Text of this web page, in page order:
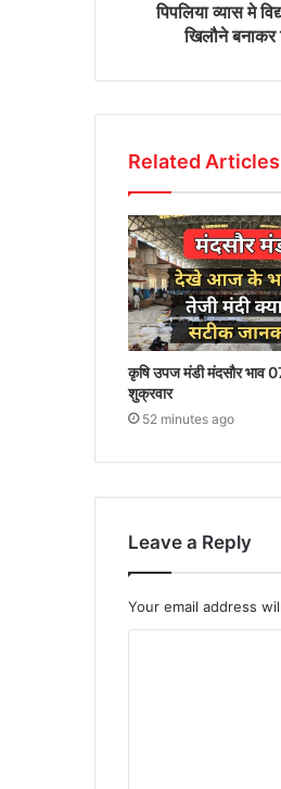
पिपलिया व्यास मे
खिलौने
Related Articles
कृषि उपज मंडी मंदसौर
शुक्रवार
52 minutes ago
Leave a Reply
Your email address